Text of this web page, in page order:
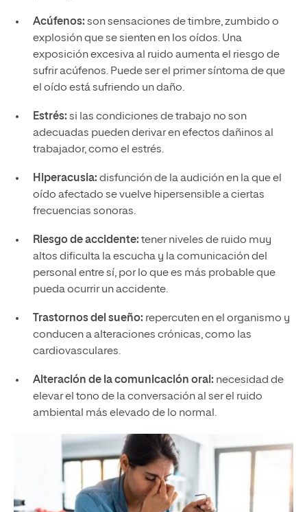
Acúfenos: son sensaciones de timbre, zumbido o
explosión que se sienten en los oídos. Una
exposición excesiva al ruido aumenta el riesgo de
sufrir acúfenos. Puede ser el primer síntoma de que
el oído está sufriendo un daño.
Estrés: si las condiciones de trabajo no son
adecuadas pueden derivar en efectos dañinos al
trabajador, como el estrés.
Hiperacusia: disfunción de la audición en la que el
oído afectado se vuelve hipersensible a ciertas
frecuencias sonoras.
Riesgo de accidente: tener niveles de ruido muy
altos dificulta la escucha y la comunicación del
personal entre sí, por lo que es más probable que
pueda ocurrir un accidente.
Trastornos del sueño: repercuten en el organismo y
conducen a alteraciones crónicas, como las
cardiovasculares.
Alteración de la comunicación oral: necesidad de
elevar el tono de la conversación al ser el ruido
ambiental más elevado de lo normal.